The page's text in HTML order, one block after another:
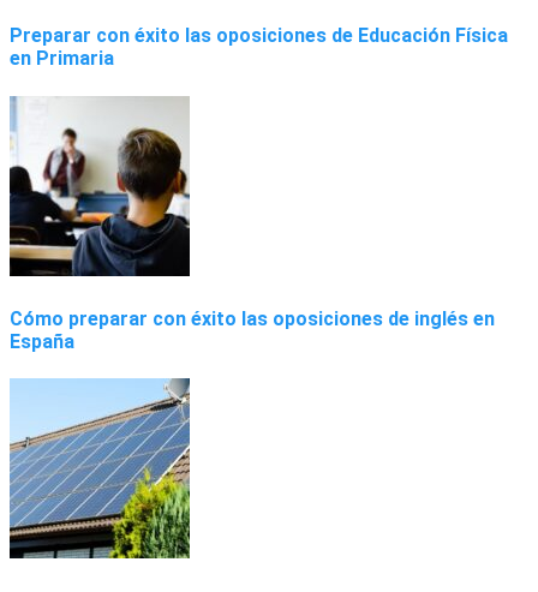
Preparar con éxito las oposiciones de Educación Física
en Primaria
Cómo preparar con éxito las oposiciones de inglés en
España